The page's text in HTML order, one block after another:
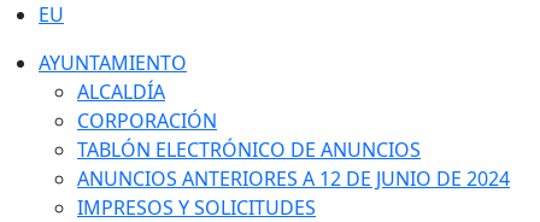
EU
AYUNTAMIENTO
ALCALDÍA
CORPORACIÓN
TABLÓN ELECTRÓNICO DE ANUNCIOS
ANUNCIOS ANTERIORES A 12 DE JUNIO DE 2024
IMPRESOS Y SOLICITUDES